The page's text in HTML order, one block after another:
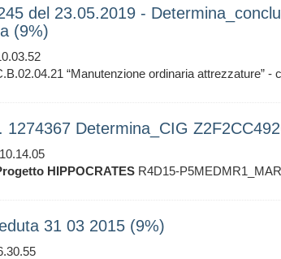
del 23.05.2019 -
(9%)
“Manutenzione ordinaria attrezzature” -
1274367 Determina_CIG
HIPPOCRATES R4D15-
31 03 2015 (9%)